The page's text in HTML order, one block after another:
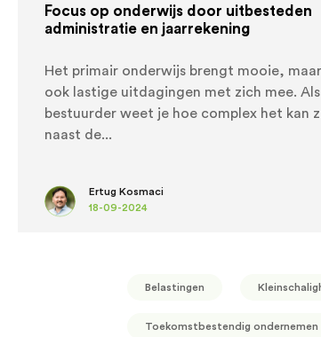
Focus op onderwijs door uitbesteden
administratie en jaarrekening
Het primair onderwijs brengt mooie,
ook lastige uitdagingen met zich mee. Als
bestuurder weet je hoe complex het kan
naast de
Ertug Kosmaci
18-09-2024
Belastingen
Toekomstbestendig ondernemen